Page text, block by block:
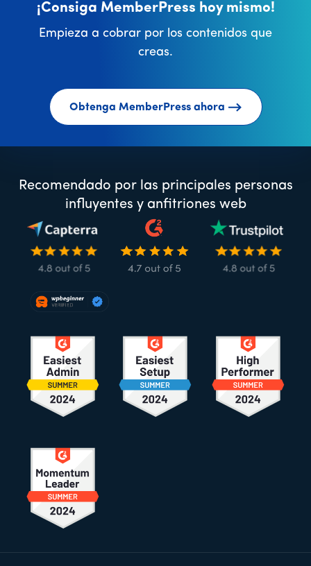
¡Consiga MemberPress hoy mismo!
Empieza a cobrar por los contenidos que
creas.
Obtenga MemberPress ahora
Recomendado por las principales personas
influyentes y anfitriones web